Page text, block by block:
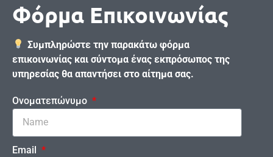
Φόρμα Επικοινωνίας
Συμπληρώστε την παρακάτω φόρμα
επικοινωνίας και σύντομα ένας εκπρόσωπος της
υπηρεσίας θα απαντήσει στο αίτημα σας.
Ονοματεπώνυμο
Email